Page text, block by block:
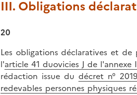
III. Obligations
20
Les obligations déclaratives et
l'article 41 duovicies J de l'annexe
rédaction issue du décret n°
redevables personnes physiques